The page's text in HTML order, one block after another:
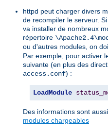
httpd peut charger divers
de recompiler le serveur.
va installer de nombreux
répertoire
ou d'autres modules, on
Par exemple, pour activer
suivante (en plus des
access.conf) :
LoadModule
Des informations sont
modules chargeables